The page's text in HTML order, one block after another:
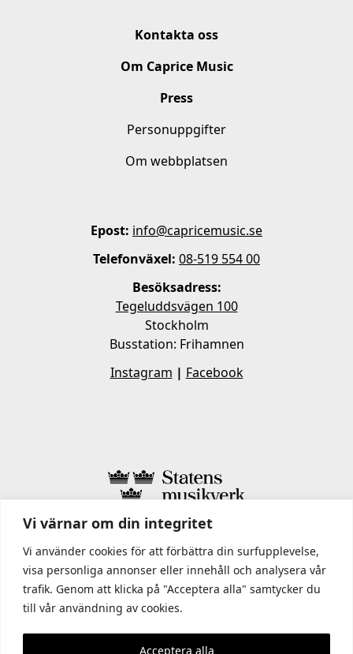
Vi värnar om din integritet
Vi använder cookies för att förbättra din surfupplevelse,
visa personliga annonser eller innehåll och analysera vår
trafik. Genom att klicka på "Acceptera alla" samtycker du
till vår användning av cookies.
Acceptera alla
Kontakta oss
Om Caprice Music
Press
Personuppgifter
Om webbplatsen
Epost: info@capricemusic.se
Telefonväxel: 08-519 554 00
Besöksadress:
Tegeluddsvägen 100
Stockholm
Busstation: Frihamnen
Instagram | Facebook
I STATENS MUSIKVERK INGÅR